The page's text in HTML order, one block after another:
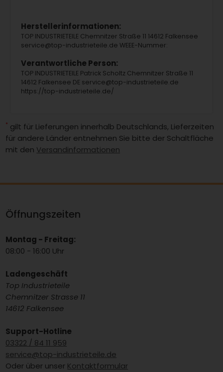
Herstellerinformationen:
TOP INDUSTRIETEILE Chemnitzer Straße 11 14612 Falkensee
service@top-industrieteile.de WEEE-Nummer:
Verantwortliche Person:
TOP INDUSTRIETEILE Patrick Scholtz Chemnitzer Straße 11
14612 Falkensee DE service@top-industrieteile.de
https://top-industrieteile.de/
* gilt für Lieferungen innerhalb Deutschlands, Lieferzeiten
für andere Länder entnehmen Sie bitte der Schaltfläche
mit den Versandinformationen
Öffnungszeiten
Montag - Freitag:
08:00 - 16:00 Uhr
Ladengeschäft
Top Industrieteile
Chemnitzer Strasse 11
14612 Falkensee
Support-Hotline
03322 / 84 11 959
service@top-industrieteile.de
Oder über unser Kontaktformular